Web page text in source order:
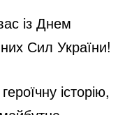
із Днем
Сил України!
історію,